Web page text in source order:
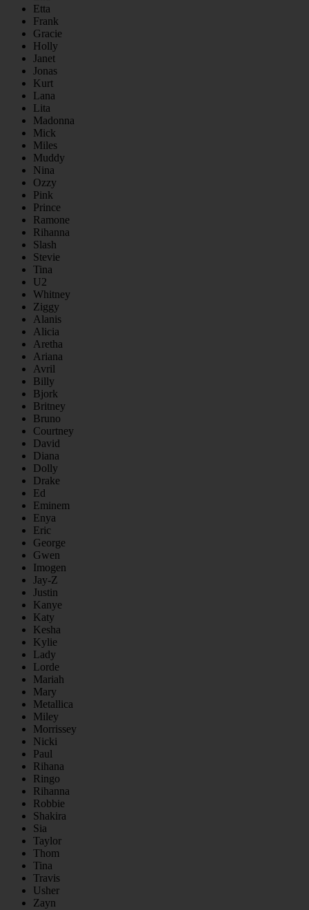
Etta
Frank
Gracie
Holly
Janet
Jonas
Kurt
Lana
Lita
Madonna
Mick
Miles
Muddy
Nina
Ozzy
Pink
Prince
Ramone
Rihanna
Slash
Stevie
Tina
U2
Whitney
Ziggy
Alanis
Alicia
Aretha
Ariana
Avril
Billy
Bjork
Britney
Bruno
Courtney
David
Diana
Dolly
Drake
Ed
Eminem
Enya
Eric
George
Gwen
Imogen
Jay-Z
Justin
Kanye
Katy
Kesha
Kylie
Lady
Lorde
Mariah
Mary
Metallica
Miley
Morrissey
Nicki
Paul
Rihana
Ringo
Rihanna
Robbie
Shakira
Sia
Taylor
Thom
Tina
Travis
Usher
Zayn